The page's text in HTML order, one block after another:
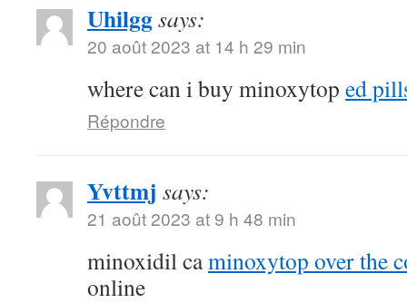
Uhilggsays:
20 août 2023 at 14 h 29 min
where can i buy minoxytop ed
Répondre
Yvttmj says:
21 août 2023 at 9 h 48 min
minoxidil caminoxytop over the
online